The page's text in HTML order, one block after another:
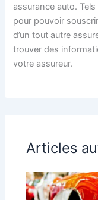
assurance auto.
pour pouvoir
d’un tout autre
trouver des
votre assureur.
Articles